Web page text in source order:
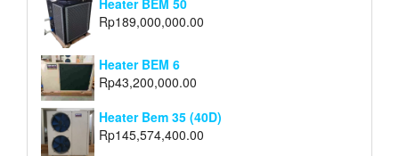
Rp189,000,000.00
Heater BEM 6
Rp43,200,000.00
Heater Bem 35 (40D)
Rp145,574,400.00